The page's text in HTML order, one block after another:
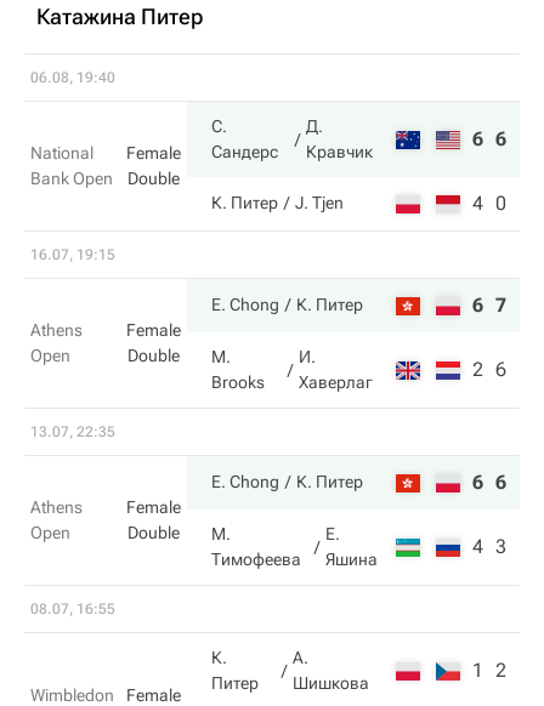
Катажина Питер
06.08, 19:40
National
Bank Open
Female
Double
С.
Сандерс
Д.
Кравчик
6 6
К. Питер J. Tjen 4 0
16.07, 19:15
Athens
Open
Female
Double
E. Chong К. Питер 6 7
M.
Brooks
И.
Хаверлаг
2 6
13.07, 22:35
Athens
Open
Female
Double
E. Chong К. Питер 6 6
М.
Тимофеева
Е.
Яшина
4 3
08.07, 16:55
Wimbledon
Female
К.
Питер
А.
Шишкова
1 2